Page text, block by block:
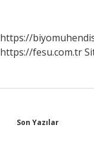
https://
https://fesu.com.tr
Sidebar
Son Yazılar